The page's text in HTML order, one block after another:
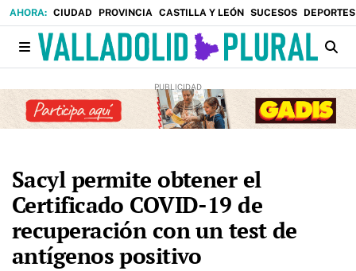
CIUDAD PROVINCIA CASTILLA Y LEÓN SUCESOS DEPORTES
Sacyl permite obtener el
Certificado COVID-19 de
recuperación con un test de
antígenos positivo